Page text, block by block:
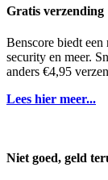
Gratis verzending
Benscore biedt
security en meer.
anders €4,95
Lees hier meer...
Niet goed, geld